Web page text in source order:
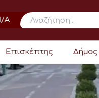
A
Επισκέπτης Δήμος